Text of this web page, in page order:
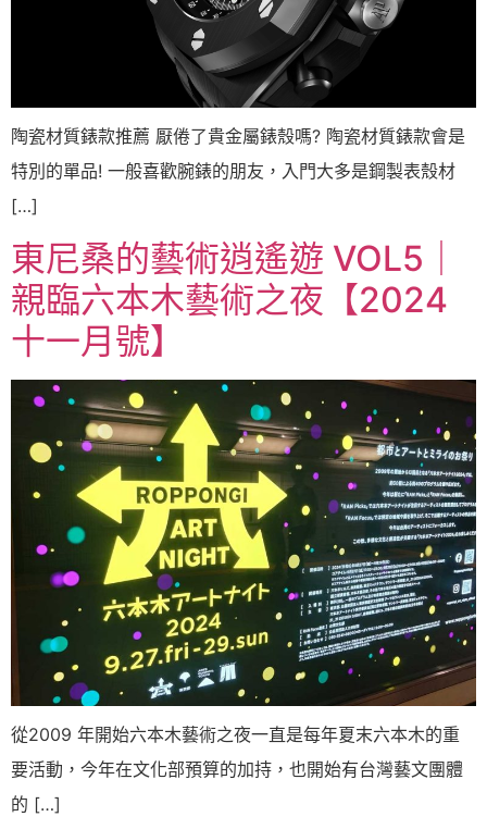
陶瓷材質錶款推薦 厭倦了貴金屬錶殼嗎? 陶瓷材質錶款會是
特別的單品! 一般喜歡腕錶的朋友，入門大多是鋼製表殼材
[…]
東尼桑的藝術逍遙遊 VOL5｜
親臨六本木藝術之夜【2024
十一月號】
從2009 年開始六本木藝術之夜一直是每年夏末六本木的重
要活動，今年在文化部預算的加持，也開始有台灣藝文團體
的 […]